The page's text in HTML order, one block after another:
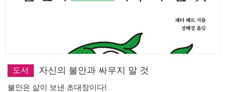
도서 자신의 불안과 싸우지 말 것
불안은 삶이 보낸 초대장이다!